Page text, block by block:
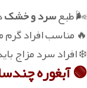
🌬️ طبعسرد و خشک
🔥 مناسب افراد گرم‌
❄️ افراد سرد مزاج
🟢 آبغوره